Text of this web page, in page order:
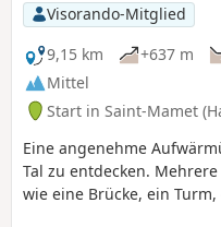
Visorando-Mitglied
9,15 km
+637 m
Mittel
Start in Saint-Mamet
Eine angenehme
Tal zu entdecken.
wie eine Brücke, ein